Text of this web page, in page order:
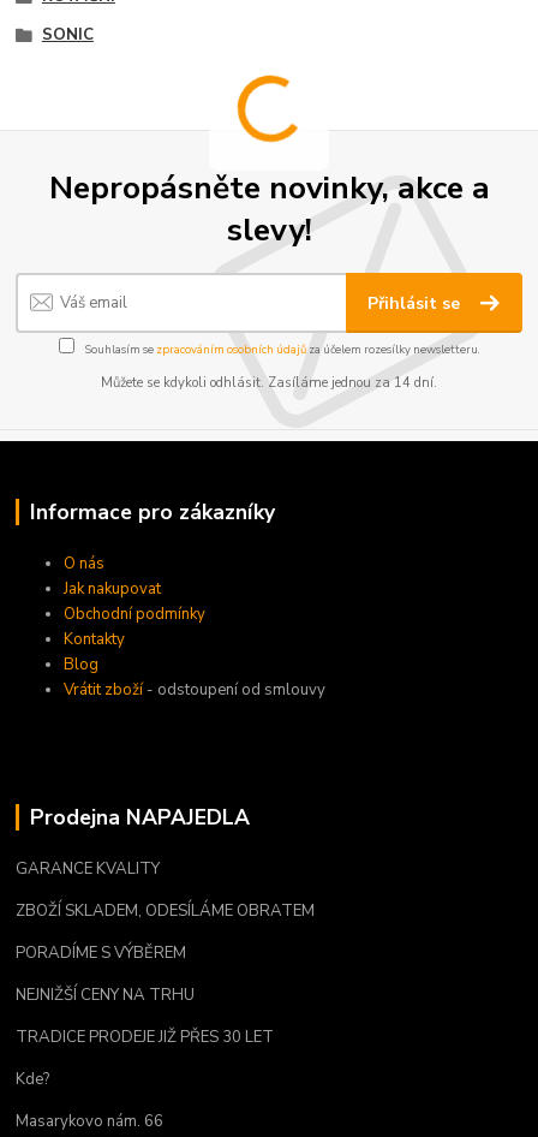
SONIC
Nepropásněte novinky, akce a
slevy!
Přihlásit se
Souhlasím se zpracováním osobních údajůza účelem rozesílky newsletteru.
Můžete se kdykoli odhlásit. Zasíláme jednou za 14 dní.
Informace pro zákazníky
O nás
Jak nakupovat
Obchodní podmínky
Kontakty
Blog
Vrátit zboží- odstoupení od smlouvy
Prodejna NAPAJEDLA
GARANCE KVALITY
ZBOŽÍ SKLADEM, ODESÍLÁME OBRATEM
PORADÍME S VÝBĚREM
NEJNIŽŠÍ CENY NA TRHU
TRADICE PRODEJE JIŽ PŘES 30 LET
Kde?
Masarykovo nám. 66